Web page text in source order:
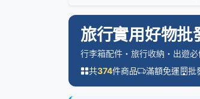
旅行實用好物批
行李箱配件・旅行收納・出遊
共374件商品 滿額免運 批